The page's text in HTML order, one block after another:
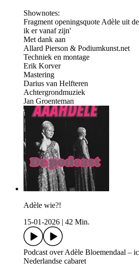
Shownotes:
Fragment openingsquote Adèle uit
ik er vanaf zijn'
Met dank aan
Allard Pierson & Podiumkunst.net
Techniek en montage
Erik Korver
Mastering
Darius van Helfteren
Achtergrondmuziek
Jan Groenteman
Adèle wie?!
15-01-2026 | 42 Min.
Podcast over Adèle Bloemendaal –
Nederlandse cabaret